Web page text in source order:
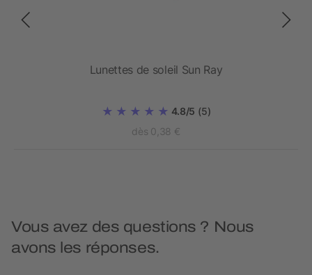
Lunettes de soleil Sun Ray
4.8/5 (5)
dès 0,38 €
Vous avez des questions ? Nous
avons les réponses.